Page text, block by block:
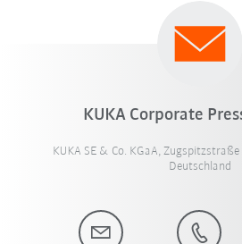
KUKA Corporate
KUKA SE & Co. KGaA,
Deutschland